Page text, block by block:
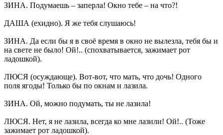
ЗИНА. Подумаешь – заперла! Окно тебе – на что?!
ДАША (ехидно). Я же тебя слушаюсь!
ЗИНА. Да если бы я в своё время в окно не вылезла, тебя бы и
на свете не было! Ой!.. (спохватывается, зажимает рот
ладошкой).
ЛЮСЯ (осуждающе). Вот-вот, что мать, что дочь! Одного
поля ягоды! Только бы по окнам и лазила.
ЗИНА. Ой, можно подумать, ты не лазила!
ЛЮСЯ. Нет, я не лазила, всегда ко мне лазили! Ой!.. (Тоже
зажимает рот ладошкой).